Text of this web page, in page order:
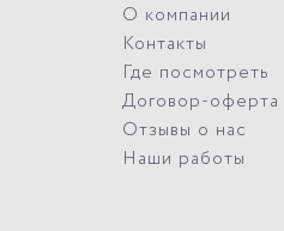
О компании
Контакты
Где посмотреть
Договор-оферта
Отзывы о нас
Наши работы